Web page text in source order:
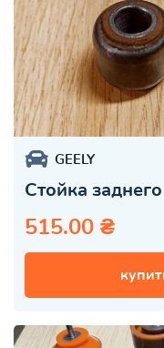
GEELY
Стойка
515.00 ₴